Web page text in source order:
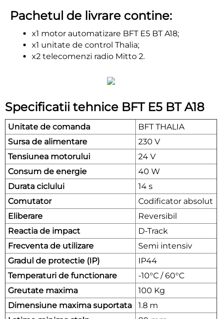
Pachetul de livrare contine:
x1 motor automatizare BFT E5 BT A18;
x1 unitate de control Thalia;
x2 telecomenzi radio Mitto 2.
Specificatii tehnice BFT E5 BT A18
Unitate de comanda
BFT THALIA
Sursa de alimentare
230 V
Tensiunea motorului
24 V
Consum de energie
40 W
Durata ciclului
14 s
Comutator
Codificator absolut
Eliberare
Reversibil
Reactia de impact
D-Track
Frecventa de utilizare
Semi intensiv
Gradul de protectie (IP)
IP44
Temperaturi de functionare
-10°C / 60°C
Greutate maxima
100 Kg
Dimensiune maxima suportata
1.8 m